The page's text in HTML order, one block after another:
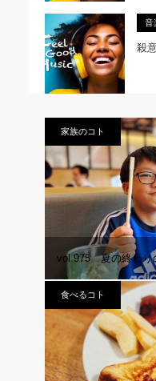
音
殺
家族のコト
vol.975 夏の終わり
食べるコト